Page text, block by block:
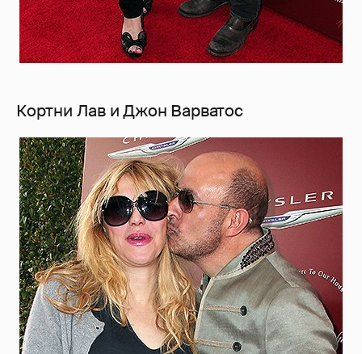
Кортни Лав и Джон Варватос